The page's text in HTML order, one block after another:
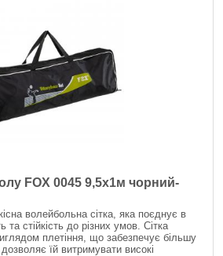
FOX 0045 9,5x1м чорний-
волейбольна сітка, яка поєднує в
та стійкість до різних умов. Сітка
плетіння, що забезпечує більшу
дозволяє їй витримувати високі